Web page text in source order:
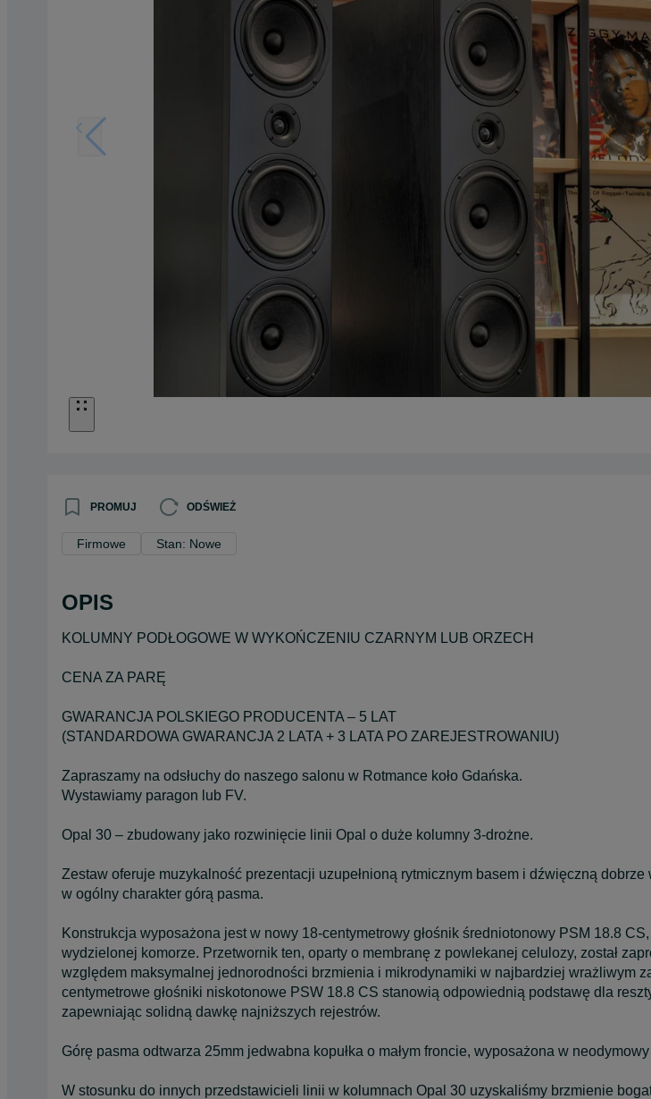
PROMUJ ODŚWIEŻ
Firmowe Stan: Nowe
OPIS
KOLUMNY PODŁOGOWE W WYKOŃCZENIU CZARNYM LUB ORZECH
CENA ZA PARĘ
GWARANCJA POLSKIEGO PRODUCENTA – 5 LAT
(STANDARDOWA GWARANCJA 2 LATA + 3 LATA PO ZAREJESTROWANIU)
Zapraszamy na odsłuchy do naszego salonu w Rotmance koło Gdańska.
Wystawiamy paragon lub FV.
Opal 30 – zbudowany jako rozwinięcie linii Opal o duże kolumny 3-drożne.
Zestaw oferuje muzykalność prezentacji uzupełnioną rytmicznym basem i dźwięczną dobrze
w ogólny charakter górą pasma.
Konstrukcja wyposażona jest w nowy 18-centymetrowy głośnik średniotonowy PSM 18.8
wydzielonej komorze. Przetwornik ten, oparty o membranę z powlekanej celulozy, został
względem maksymalnej jednorodności brzmienia i mikrodynamiki w najbardziej wrażliwym
centymetrowe głośniki niskotonowe PSW 18.8 CS stanowią odpowiednią podstawę dla
zapewniając solidną dawkę najniższych rejestrów.
Górę pasma odtwarza 25mm jedwabna kopułka o małym froncie, wyposażona w
W stosunku do innych przedstawicieli linii w kolumnach Opal 30 uzyskaliśmy brzmienie